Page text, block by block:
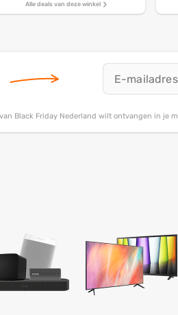
Alle deals van deze winkel
Black Friday Nederland wilt ontvangen in je